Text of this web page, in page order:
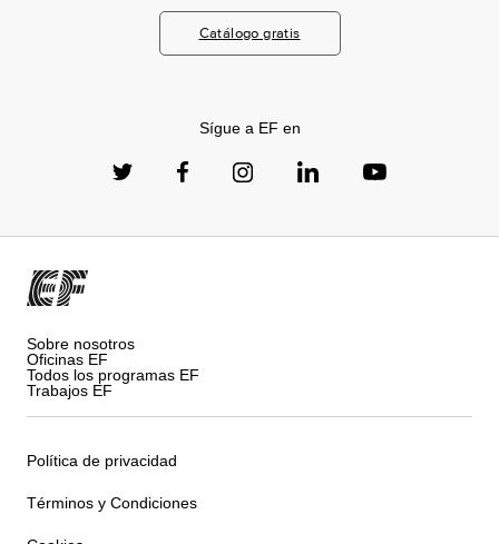
Catálogo gratis
Sígue a EF en
Sobre nosotros
Oficinas EF
Todos los programas EF
Trabajos EF
Política de privacidad
Términos y Condiciones